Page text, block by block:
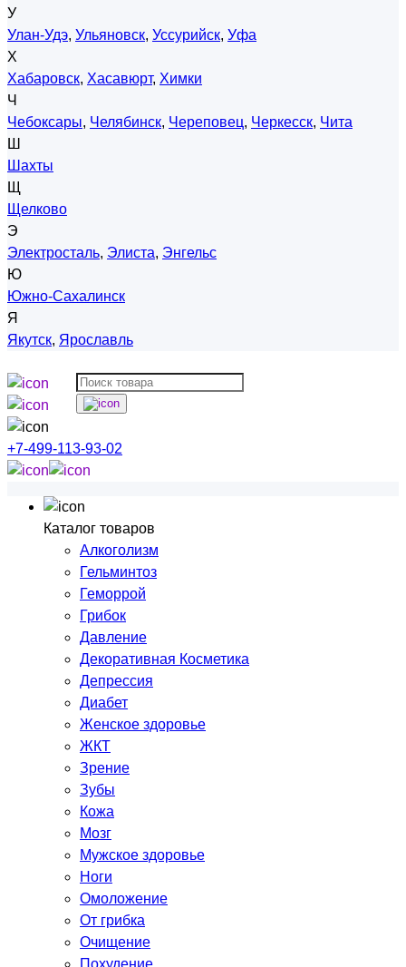
У
Улан-Удэ, Ульяновск, Уссурийск, Уфа
Х
Хабаровск, Хасавюрт, Химки
Ч
Чебоксары, Челябинск, Череповец, Черкесск, Чита
Ш
Шахты
Щ
Щелково
Э
Электросталь, Элиста, Энгельс
Ю
Южно-Сахалинск
Я
Якутск, Ярославль
+7-499-113-93-02
Каталог товаров
Алкоголизм
Гельминтоз
Геморрой
Грибок
Давление
Декоративная Косметика
Депрессия
Диабет
Женское здоровье
ЖКТ
Зрение
Зубы
Кожа
Мозг
Мужское здоровье
Ноги
Омоложение
От грибка
Очищение
Похудение